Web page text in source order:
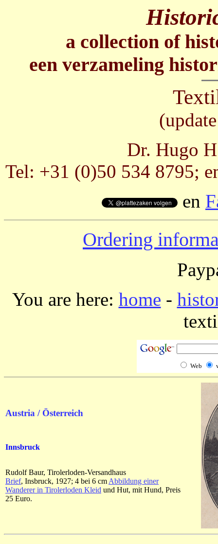
a collection of
een verzameling
Dr. Hugo
Tel: +31 (0)50 534 8795;
en
Ordering
You are here: home -
Web
Austria / Österreich
Innsbruck
Rudolf Baur, Tirolerloden-Versandhaus
Brief, Insbruck, 1927; 4 bei 6 cm Abbildung einer
Wanderer in Tirolerloden Kleid und Hut, mit Hund, Preis
25 Euro.